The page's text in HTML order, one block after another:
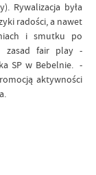
Rywalizacja była
radości, a nawet
i smutku po
zasad fair play -
SP w Bebelnie. -
aktywności